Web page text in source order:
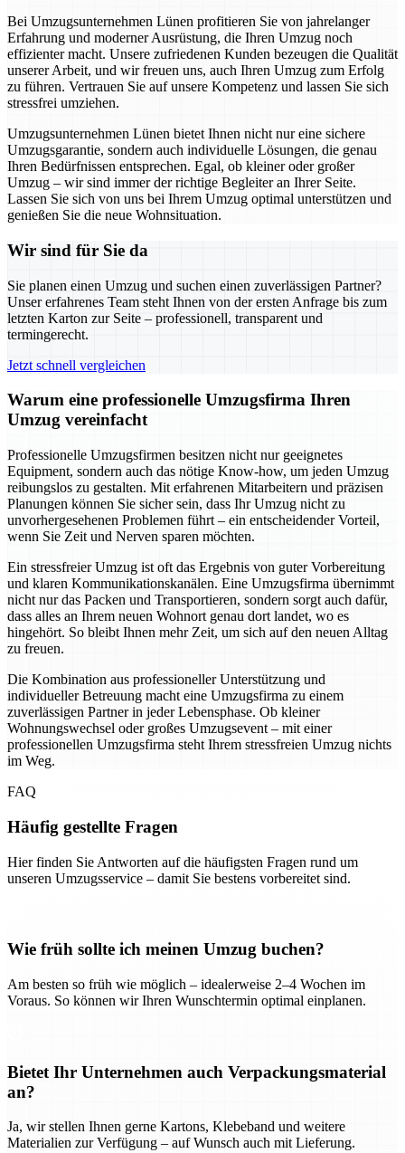
Bei Umzugsunternehmen Lünen profitieren Sie von jahrelanger
Erfahrung und moderner Ausrüstung, die Ihren Umzug noch
effizienter macht. Unsere zufriedenen Kunden bezeugen die Qualität
unserer Arbeit, und wir freuen uns, auch Ihren Umzug zum Erfolg
zu führen. Vertrauen Sie auf unsere Kompetenz und lassen Sie sich
stressfrei umziehen.
Umzugsunternehmen Lünen bietet Ihnen nicht nur eine sichere
Umzugsgarantie, sondern auch individuelle Lösungen, die genau
Ihren Bedürfnissen entsprechen. Egal, ob kleiner oder großer
Umzug – wir sind immer der richtige Begleiter an Ihrer Seite.
Lassen Sie sich von uns bei Ihrem Umzug optimal unterstützen und
genießen Sie die neue Wohnsituation.
Wir sind für Sie da
Sie planen einen Umzug und suchen einen zuverlässigen Partner?
Unser erfahrenes Team steht Ihnen von der ersten Anfrage bis zum
letzten Karton zur Seite – professionell, transparent und
termingerecht.
Jetzt schnell vergleichen
Warum eine professionelle Umzugsfirma Ihren
Umzug vereinfacht
Professionelle Umzugsfirmen besitzen nicht nur geeignetes
Equipment, sondern auch das nötige Know-how, um jeden Umzug
reibungslos zu gestalten. Mit erfahrenen Mitarbeitern und präzisen
Planungen können Sie sicher sein, dass Ihr Umzug nicht zu
unvorhergesehenen Problemen führt – ein entscheidender Vorteil,
wenn Sie Zeit und Nerven sparen möchten.
Ein stressfreier Umzug ist oft das Ergebnis von guter Vorbereitung
und klaren Kommunikationskanälen. Eine Umzugsfirma übernimmt
nicht nur das Packen und Transportieren, sondern sorgt auch dafür,
dass alles an Ihrem neuen Wohnort genau dort landet, wo es
hingehört. So bleibt Ihnen mehr Zeit, um sich auf den neuen Alltag
zu freuen.
Die Kombination aus professioneller Unterstützung und
individueller Betreuung macht eine Umzugsfirma zu einem
zuverlässigen Partner in jeder Lebensphase. Ob kleiner
Wohnungswechsel oder großes Umzugsevent – mit einer
professionellen Umzugsfirma steht Ihrem stressfreien Umzug nichts
im Weg.
FAQ
Häufig gestellte Fragen
Hier finden Sie Antworten auf die häufigsten Fragen rund um
unseren Umzugsservice – damit Sie bestens vorbereitet sind.
Wie früh sollte ich meinen Umzug buchen?
Am besten so früh wie möglich – idealerweise 2–4 Wochen im
Voraus. So können wir Ihren Wunschtermin optimal einplanen.
Bietet Ihr Unternehmen auch Verpackungsmaterial
an?
Ja, wir stellen Ihnen gerne Kartons, Klebeband und weitere
Materialien zur Verfügung – auf Wunsch auch mit Lieferung.